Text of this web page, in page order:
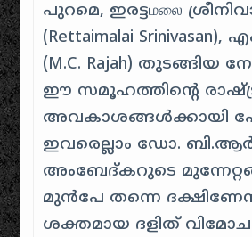
പുറമെ, ഇരട്ടமலை
(Rettaimalai Srinivasan),
(M.C. Rajah) തുടങ്ങിയ
ഈ സമൂഹത്തിന്റെ
അവകാശങ്ങൾക്കായി
ഇവരെല്ലാം ഡോ.
അംബേദ്കറുടെ
മുൻപേ തന്നെ
ശക്തമായ ദളിത്